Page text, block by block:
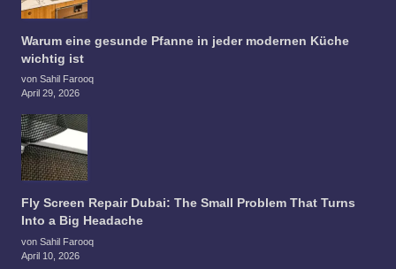
Warum eine gesunde Pfanne in jeder modernen Küche
wichtig ist
von Sahil Farooq
April 29, 2026
Fly Screen Repair Dubai: The Small Problem That Turns
Into a Big Headache
von Sahil Farooq
April 10, 2026